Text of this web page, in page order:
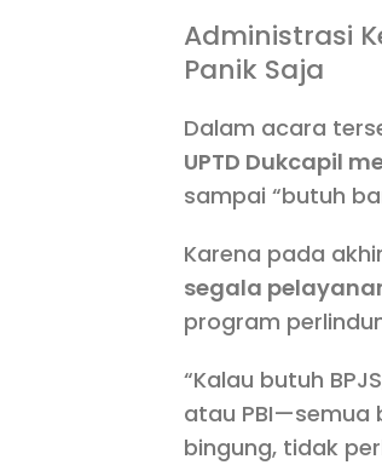
Administrasi
Panik Saja
Dalam acara
UPTD Dukcapil
sampai “butuh
Karena pada
segala
program
“Kalau butuh
atau PBI—semua
bingung, tidak